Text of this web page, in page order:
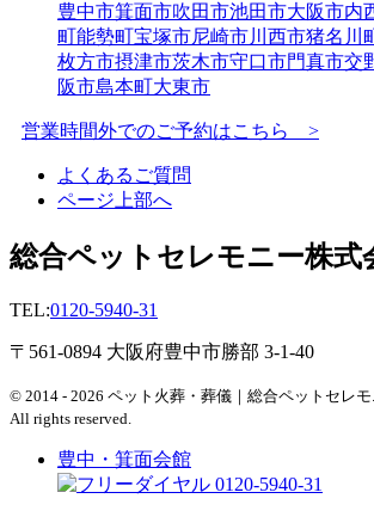
豊中市箕面市吹田市池田市大阪市内
町能勢町宝塚市尼崎市川西市猪名川
枚方市摂津市茨木市守口市門真市交
阪市島本町大東市
営業時間外でのご予約はこちら >
よくあるご質問
ページ上部へ
総合ペットセレモニー株式
TEL:0120-5940-31
〒561-0894 大阪府豊中市勝部 3-1-40
© 2014 - 2026 ペット火葬・葬儀｜総合ペットセレ
All rights reserved.
豊中・箕面会館
0120-5940-31